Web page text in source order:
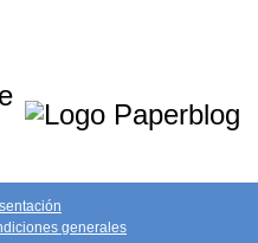
generales